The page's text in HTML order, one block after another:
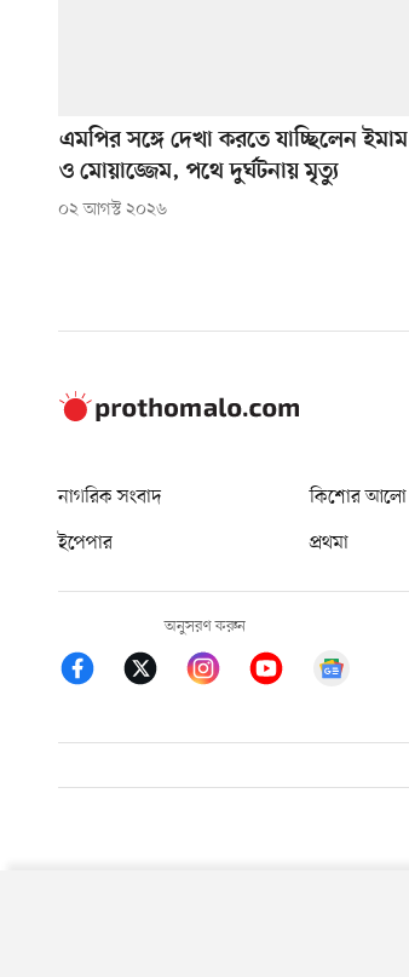
এমপির সঙ্গে দেখা করতে যাচ্ছিলেন ইমাম
ও মোয়াজ্জেম, পথে দুর্ঘটনায় মৃত্যু
০২ আগস্ট ২০২৬
নাগরিক সংবাদ কিশোর আলো
ইপেপার
প্রথমা
অনুসরণ করুন